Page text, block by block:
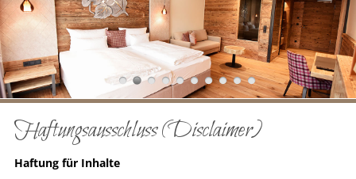
Haftungsausschluss (Disclaimer)
Haftung für Inhalte